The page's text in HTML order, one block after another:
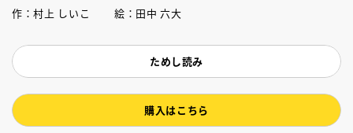
作：村上 しいこ 絵：田中 六大
ためし読み
購入はこちら